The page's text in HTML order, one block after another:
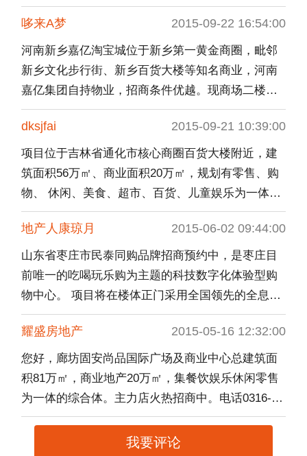
二、三楼，是一座餐饮、购物、休闲、娱乐于一体
的立体交通城市广场。建筑面积4万平方.目标客
群：核心商圈常住人口40万+ 办公人口10万 + 轨道
交通、公交换乘客群2万/天（持续稳定增长中）。
需要引进的业态： 酒吧一条街 线上线下实体店 美
食广场 学生成人教育培训 电影院 牙科诊所 书店 美
容院 足浴店 网吧 重餐饮 轻餐饮 商务会所 儿童娱
乐 中小型超市 珠宝店 手机店 服装店 等 招商总监
13061702058 秦先生 手机号就是
哆来A梦 2015-09-22 16:54:00
河南新乡嘉亿淘宝城位于新乡第一黄金商圈，毗邻
新乡文化步行街、新乡百货大楼等知名商业，河南
嘉亿集团自持物业，招商条件优越。现商场二楼儿
童业态全面招商，儿童娱乐，儿童服饰，儿童培
训。欢迎您的加入，联系人：张经理，电话：
13409238859. 招商部联系方式：0373-2038888
dksjfai 2015-09-21 10:39:00
项目位于吉林省通化市核心商圈百货大楼附近，建
筑面积56万㎡、商业面积20万㎡，规划有零售、购
物、 休闲、美食、超市、百货、儿童娱乐为一体的
一站式、多功能新型都市商业综合体。现处于项目
前期客户储备阶段，有意向者请联系电话：0435-
6891999蔡经理QQ1073669444王经理。
地产人康琼月 2015-06-02 09:44:00
山东省枣庄市民泰同购品牌招商预约中，是枣庄目
前唯一的吃喝玩乐购为主题的科技数字化体验型购
物中心。 项目将在楼体正门采用全国领先的全息投
影技术进行整体亮化，北广场打造山东省首部“透明
全息数字化巨屏”，南广场打造全国首家于商业楼体
为载体的“露天汽车电影院”，项目内部拥有山东省最
大的室内天幕群、省内最大的魔幻儿童互动区，枣
庄目前最大的五星级巨幕影院。联系人：康女士
13663130477 微信 QQ：535327757
耀盛房地产 2015-05-16 12:32:00
您好，廊坊固安尚品国际广场及商业中心总建筑面
积81万㎡，商业地产20万㎡，集餐饮娱乐休闲零售
为一体的综合体。主力店火热招商中。电话0316-
6222555-8011。手机15030617044.刘佳
我要评论